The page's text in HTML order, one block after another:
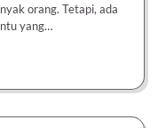
orang. Tetapi, ada
yang…